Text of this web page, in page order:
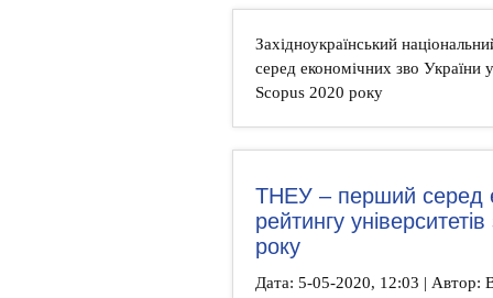
Західноукраїнський
серед економічних зво України
Scopus 2020 року
ТНЕУ – перший серед
рейтингу
року
Дата: 5-05-2020, 12:03 | Автор: